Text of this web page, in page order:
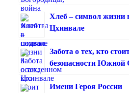
Хлеб – символ жизни
Цхинвале
Забота о тех, кто
безопасности Южной
Имени Героя России